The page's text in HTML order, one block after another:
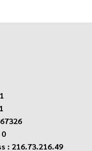
: 216.73.216.49